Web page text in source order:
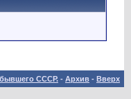
бывшего СССР. - Архив - Вверх